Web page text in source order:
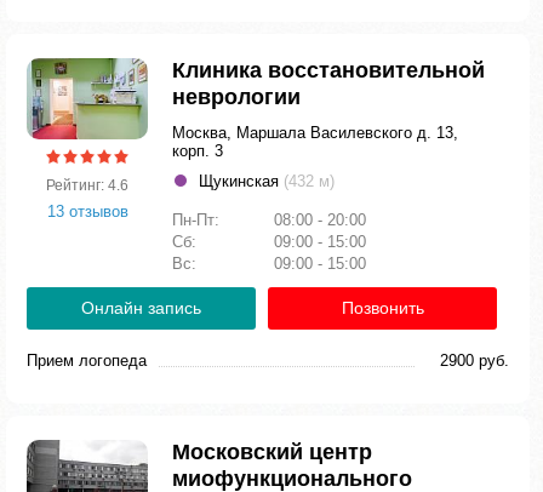
Рейтинг: 4.6
13 отзывов
Клиника восстановительной
неврологии
Москва, Маршала Василевского д. 13,
корп. 3
Щукинская (432 м)
Пн-Пт:
08:00 - 20:00
Сб:
09:00 - 15:00
Вс:
09:00 - 15:00
Онлайн запись Позвонить
Прием логопеда 2900 руб.
Московский центр
миофункционального